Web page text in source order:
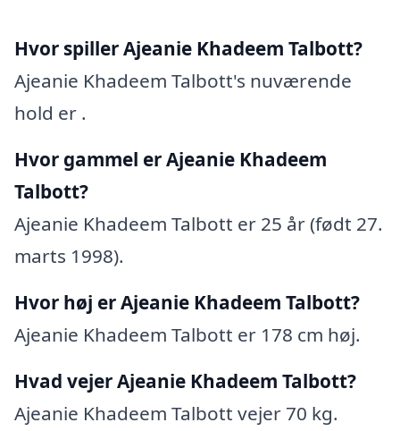
Hvor spiller Ajeanie Khadeem Talbott?
Ajeanie Khadeem Talbott's nuværende
hold er .
Hvor gammel er Ajeanie Khadeem
Talbott?
Ajeanie Khadeem Talbott er 25 år (født 27.
marts 1998).
Hvor høj er Ajeanie Khadeem Talbott?
Ajeanie Khadeem Talbott er 178 cm høj.
Hvad vejer Ajeanie Khadeem Talbott?
Ajeanie Khadeem Talbott vejer 70 kg.